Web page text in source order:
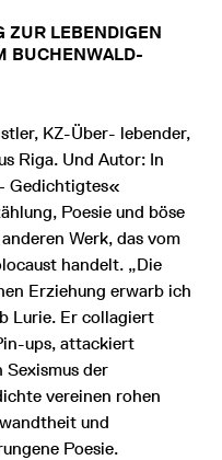
ZUR LEBENDIGEN
BUCHENWALD-
KZ-Über- lebender,
Riga. Und Autor: In
Gedichtigtes«
Poesie und böse
Werk, das vom
handelt. „Die
Erziehung erwarb ich
Lurie. Er collagiert
ups, attackiert
Sexismus der
vereinen rohen
und
Poesie.